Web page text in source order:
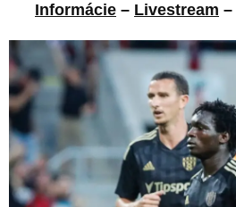
Informácie – Livestream –